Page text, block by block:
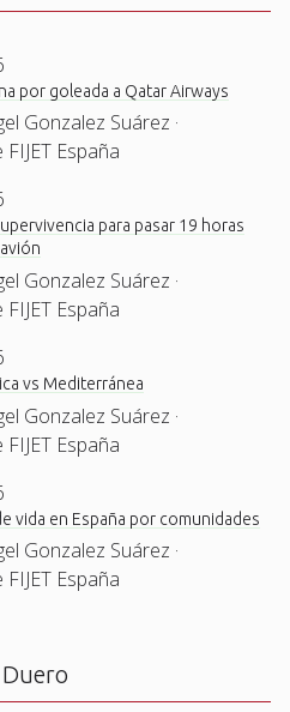
por goleada a Qatar Airways
Gonzalez Suárez ·
España
para pasar 19 horas
Gonzalez Suárez ·
España
vs Mediterránea
Gonzalez Suárez ·
España
vida en España por comunidades
Gonzalez Suárez ·
España